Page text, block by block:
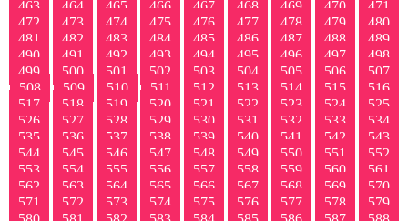
463
464 465 466 467 468 469 470
471
472
473 474 475 476 477 478 479
480
481
482 483 484 485 486 487 488
489
490
491 492 493 494 495 496 497
498
499
500 501 502 503 504 505 506
507
508
509 510 511 512 513 514 515
516
517
518 519 520 521 522 523 524
525
526
527 528 529 530 531 532 533
534
535
536 537 538 539 540 541 542
543
544
545 546 547 548 549 550 551
552
553
554 555 556 557 558 559 560
561
562
563 564 565 566 567 568 569
570
571
572 573 574 575 576 577 578
579